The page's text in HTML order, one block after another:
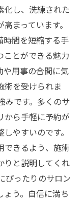
化し、洗練された
まっています。
時間を短縮する手
ことができる魅力
や用事の合間に気
術を受けられま
みです。多くのサ
から手軽に予約が
やすいのです。
できるよう、施術
りと説明してくれ
ぴったりのサロン
う。自信に満ち